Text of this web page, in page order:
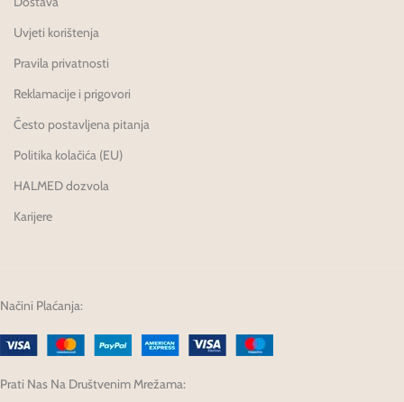
Uvjeti korištenja
Pravila privatnosti
Reklamacije i prigovori
Često postavljena pitanja
Politika kolačića (EU)
HALMED dozvola
Karijere
Načini Plaćanja:
Prati Nas Na Društvenim Mrežama: